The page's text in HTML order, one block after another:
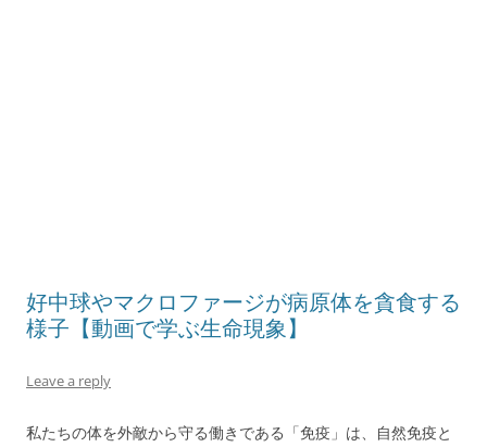
好中球やマクロファージが病原体を貪食する
様子【動画で学ぶ生命現象】
Leave a reply
私たちの体を外敵から守る働きである「免疫」は、自然免疫と